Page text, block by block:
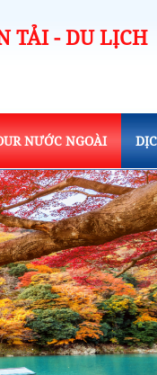
TẢI - DU LỊCH
NƯỚC NGOÀI